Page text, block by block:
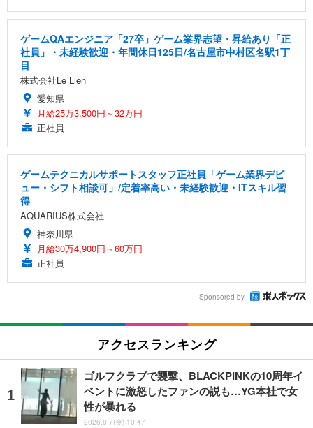
ゲームQAエンジニア「27卒」ゲーム業界志望・昇給あり「正
社員」・未経験歓迎・年間休日125日/名古屋市中村区名駅1丁
目
株式会社Le Lien
愛知県
月給25万3,500円～32万円
正社員
ゲームテクニカルサポートスタッフ正社員「ゲーム業界デビ
ュー・シフト相談可」/定着率高い・未経験歓迎・ITスキル習
得
AQUARIUS株式会社
神奈川県
月給30万4,900円～60万円
正社員
Sponsored by
アクセスランキング
ゴルフクラブで襲撃、BLACKPINKの10周年イ
ベントに激怒したファンの説も…YG本社で女
性が暴れる
2026.8.7(金) 10:47